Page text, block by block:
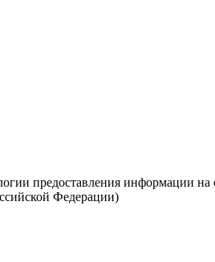
предоставления информации на
Федерации)